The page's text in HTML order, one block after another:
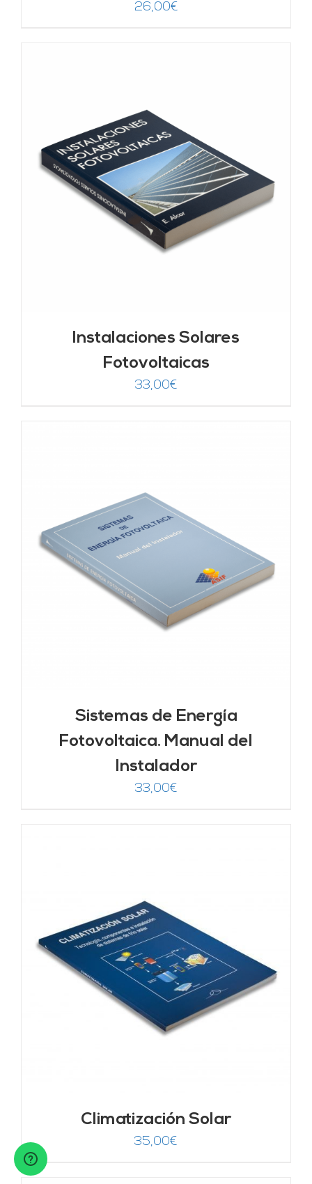
26,00€
Instalaciones Solares
Fotovoltaicas
33,00€
Sistemas de Energía
Fotovoltaica. Manual del
Instalador
33,00€
Climatización Solar
35,00€